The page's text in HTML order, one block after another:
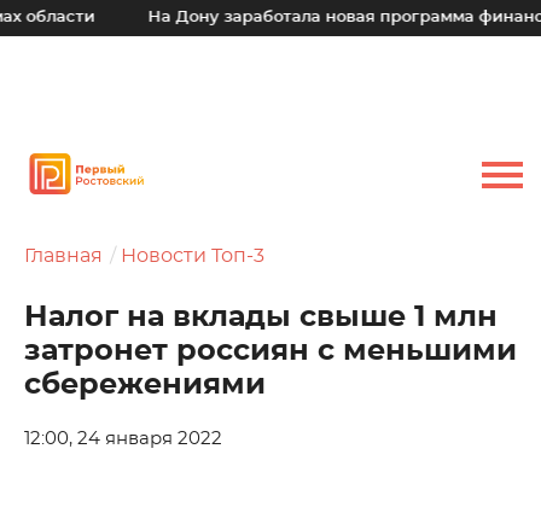
На Дону заработала новая программа
Главная Новости Топ-3
Налог на вклады свыше 1 млн
затронет россиян с меньшими
сбережениями
12:00, 24 января 2022